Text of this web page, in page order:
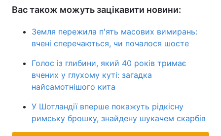
Вас також можуть зацікавити новини:
Земля пережила п'ять масових вимирань:
вчені сперечаються, чи почалося шосте
Голос із глибини, який 40 років тримає
вчених у глухому куті: загадка
найсамотнішого кита
У Шотландії вперше покажуть рідкісну
римську брошку, знайдену шукачем скарбів